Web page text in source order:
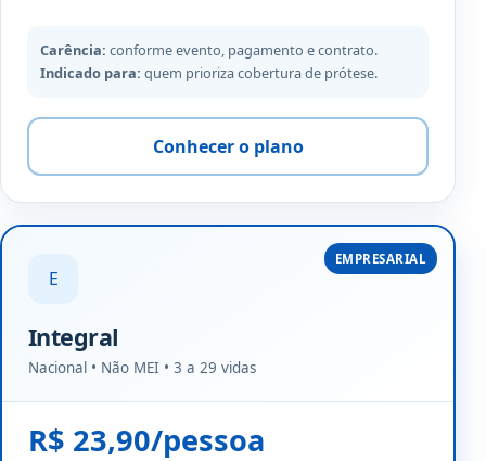
Carência: conforme evento, pagamento e contrato.
Indicado para: quem prioriza cobertura de prótese.
Conhecer o plano
EMPRESARIAL
E
Integral
Nacional • Não MEI • 3 a 29 vidas
R$ 23,90/pessoa